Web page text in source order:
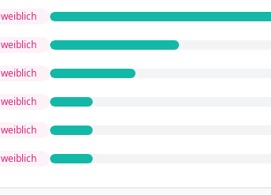
weiblich
weiblich
weiblich
weiblich
weiblich
weiblich